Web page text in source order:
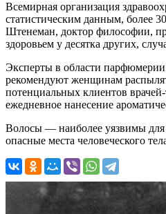
Всемирная организация
статистическим данным, более
Штенеман, доктор философии,
здоровьем у десятка других,
Эксперты в области
рекомендуют женщинам
потенциальных клиентов
ежедневное нанесение
Волосы — наиболее уязвимы для
опасные места человеческого